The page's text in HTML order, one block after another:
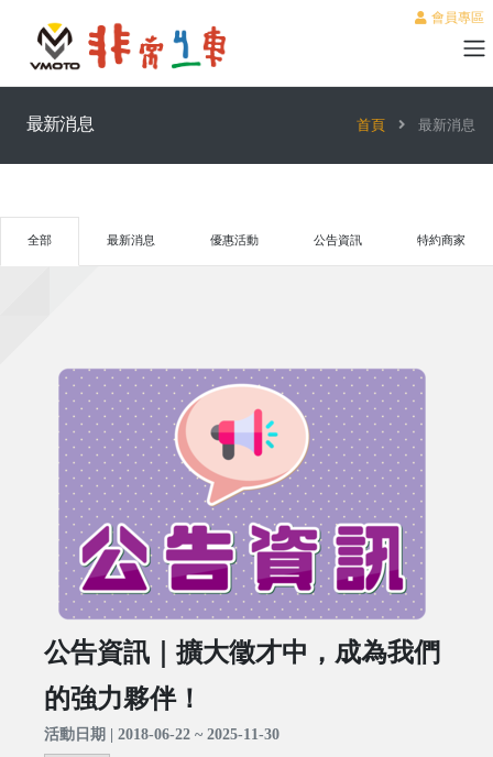
會員專區
最新消息 首頁 最新消息
全部 最新消息 優惠活動 公告資訊 特約商家
公告資訊｜擴大徵才中，成為我們
的強力夥伴！
活動日期 | 2018-06-22 ~ 2025-11-30